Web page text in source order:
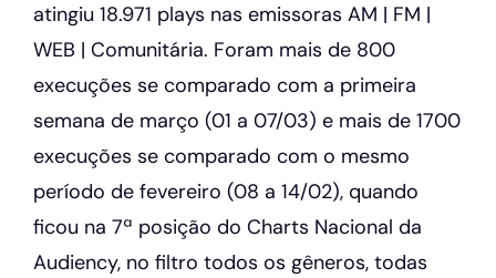
atingiu 18.971 plays nas emissoras AM | FM |
WEB | Comunitária. Foram mais de 800
execuções se comparado com a primeira
semana de março (01 a 07/03) e mais de 1700
execuções se comparado com o mesmo
período de fevereiro (08 a 14/02), quando
ficou na 7ª posição do Charts Nacional da
Audiency, no filtro todos os gêneros, todas